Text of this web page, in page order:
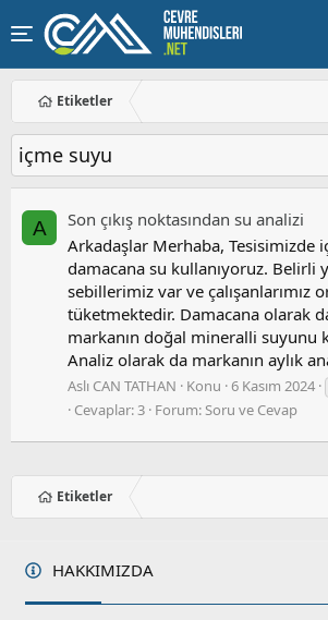
Etiketler
içme suyu
A
Son çıkış noktasından su analizi
Arkadaşlar Merhaba, Tesisimizde
damacana su kullanıyoruz. Belirli
sebillerimiz var ve çalışanlarımız
tüketmektedir. Damacana olarak
markanın doğal mineralli suyunu
Analiz olarak da markanın aylık
Aslı CAN TATHAN Konu 6 Kasım 2024
Cevaplar: 3 Forum:Soru ve Cevap
Etiketler
HAKKIMIZDA